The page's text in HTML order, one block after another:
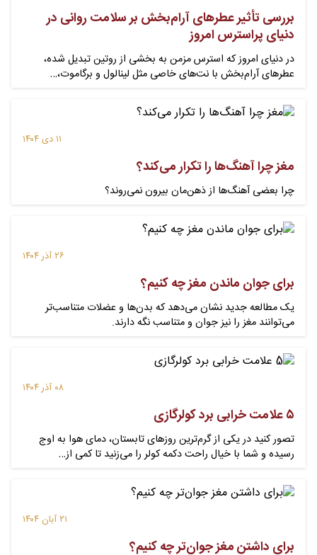
بررسی تأثیر عطرهای آرام‌بخش بر سلامت روانی در
دنیای پراسترس امروز
در دنیای امروز که استرس مزمن به بخشی از روتین تبدیل شده،
عطرهای آرام‌بخش با نت‌های خاصی مثل لینالول و برگاموت،…
۱۱ دی ۱۴۰۴
مغز چرا آهنگ‌ها را تکرار می‌کند؟
چرا بعضی آهنگ‌ها از ذهن‌مان بیرون نمی‌روند؟
۲۶ آذر ۱۴۰۴
برای جوان ماندن مغز چه کنیم؟
یک مطالعه جدید نشان می‌دهد که بدن‌ها و عضلات متناسب‌تر
می‌توانند مغز را نیز جوان و متناسب نگه دارند.
۰۸ آذر ۱۴۰۴
۵ علامت خرابی برد کولرگازی
تصور کنید در یکی از گرم‌ترین روزهای تابستان، دمای هوا به اوج
رسیده و شما با خیال راحت دکمه کولر را می‌زنید تا کمی از…
۲۱ آبان ۱۴۰۴
برای داشتن مغز جوان‌تر چه کنیم؟